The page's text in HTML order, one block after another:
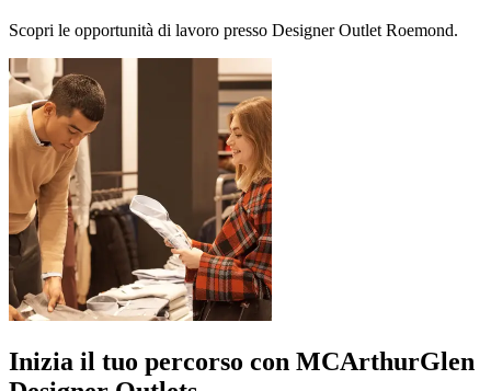
Scopri le opportunità di lavoro presso Designer Outlet Roemond.
Inizia il tuo percorso con MCArthurGlen